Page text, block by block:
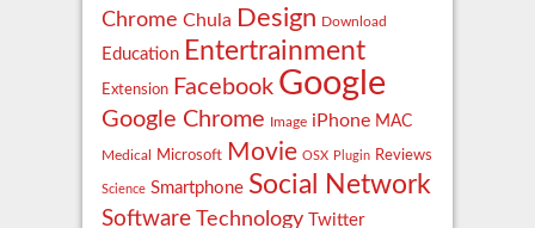
Chrome Chula Design Download
Education Entertrainment
Extension Facebook Google
Google Chrome Image iPhone MAC
Medical Microsoft Movie OSX Plugin Reviews
Science Smartphone Social Network
Software Technology
Twitter